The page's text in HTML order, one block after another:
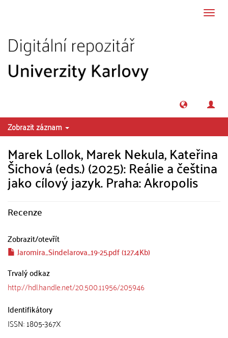
Zobrazit záznam
Marek Lollok, Marek Nekula, Kateřina
Šichová (eds.) (2025): Reálie a čeština
jako cílový jazyk. Praha: Akropolis
Recenze
Zobrazit/otevřít
Jaromira_Sindelarova_19-25.pdf (127.4Kb)
Trvalý odkaz
http://hdl.handle.net/20.500.11956/205946
Identifikátory
ISSN: 1805-367X